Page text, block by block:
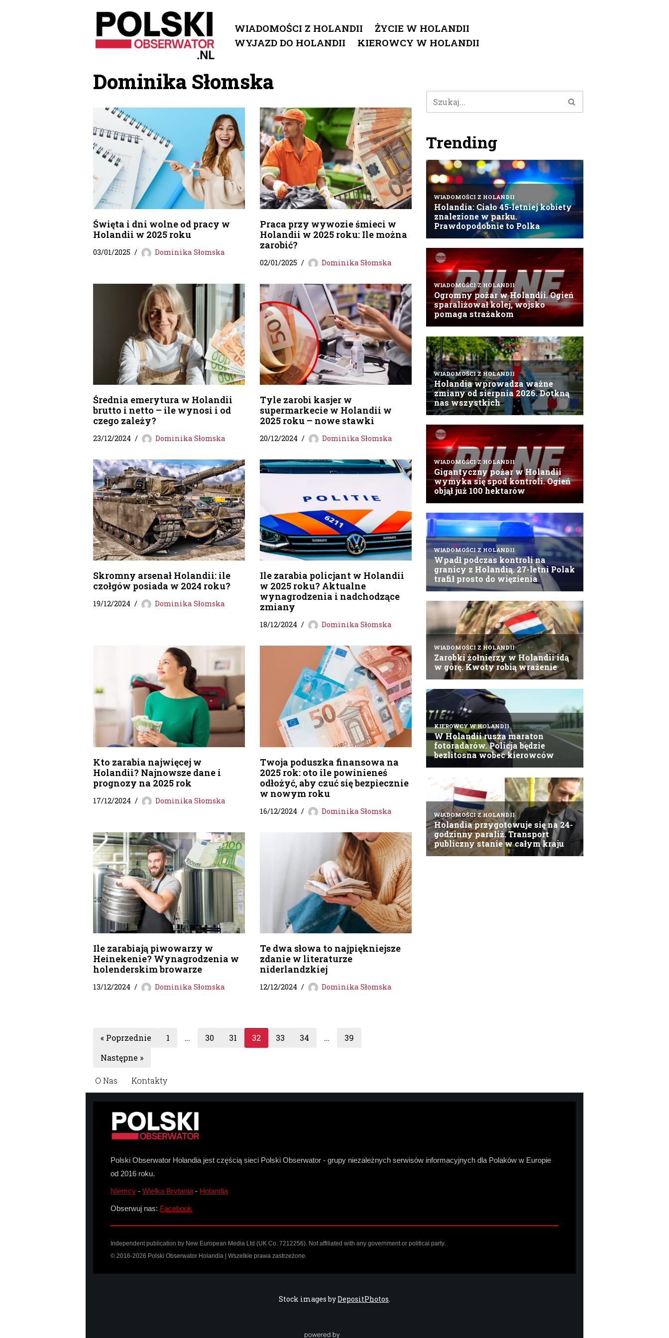
Przejdź
do
WIADOMOŚCI Z HOLANDII
ŻYCIE W HOLANDII
WYJAZD DO HOLANDII
KIEROWCY W HOLANDII
Dominika Słomska
Święta i dni wolne od pracy w
Holandii w 2025 roku
03/01/2025 Dominika Słomska
Praca przy wywozie śmieci w
Holandii w 2025 roku: Ile można
zarobić?
02/01/2025 Dominika Słomska
Średnia emerytura w Holandii
brutto i netto – ile wynosi i od
czego zależy?
23/12/2024 Dominika Słomska
Tyle zarobi kasjer w
supermarkecie w Holandii w
2025 roku – nowe stawki
20/12/2024 Dominika Słomska
Skromny arsenał Holandii: ile
czołgów posiada w 2024 roku?
19/12/2024 Dominika Słomska
Ile zarabia policjant w Holandii
w 2025 roku? Aktualne
wynagrodzenia i nadchodzące
zmiany
18/12/2024 Dominika Słomska
Kto zarabia najwięcej w
Holandii? Najnowsze dane i
prognozy na 2025 rok
17/12/2024 Dominika Słomska
Twoja poduszka finansowa na
2025 rok: oto ile powinieneś
odłożyć, aby czuć się bezpiecznie
w nowym roku
16/12/2024 Dominika Słomska
Ile zarabiają piwowarzy w
Heinekenie? Wynagrodzenia w
holenderskim browarze
13/12/2024 Dominika Słomska
Te dwa słowa to najpiękniejsze
zdanie w literaturze
niderlandzkiej
12/12/2024 Dominika Słomska
« Poprzednie 1 … 30 31 32 33 34 …
39
Następne »
Trending
O Nas Kontakty
Polski Obserwator Holandia jest częścią sieci Polski Obserwator - grupy niezależnych serwisów informacyjnych dla Polaków w Europie
od 2016 roku.
Niemcy - Wielka Brytania - Holandia
Obserwuj nas: Facebook
Independent publication by New European Media Ltd (UK Co. 7212256). Not affiliated with any government or political party.
© 2016-2026 Polski Obserwator Holandia | Wszelkie prawa zastrzeżone.
Stock images byDepositPhotos.